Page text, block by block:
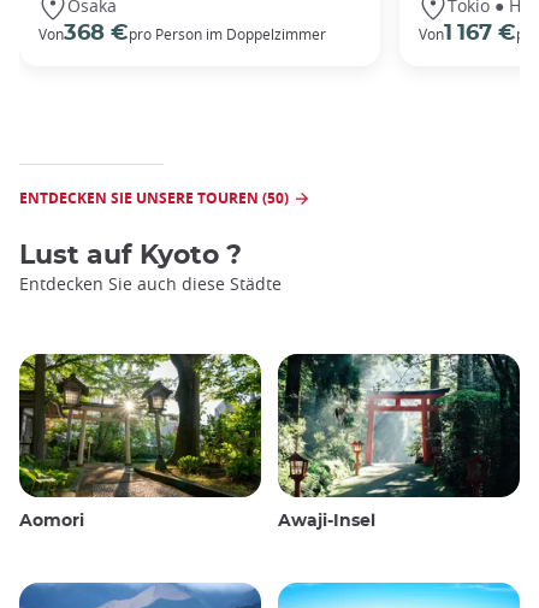
Osaka
Von368 €pro Person im Doppelzimmer
Tokio ●
Von1 167 €
ENTDECKEN SIE UNSERE TOUREN (50)
Lust auf Kyoto ?
Entdecken Sie auch diese Städte
Aomori Awaji-Insel